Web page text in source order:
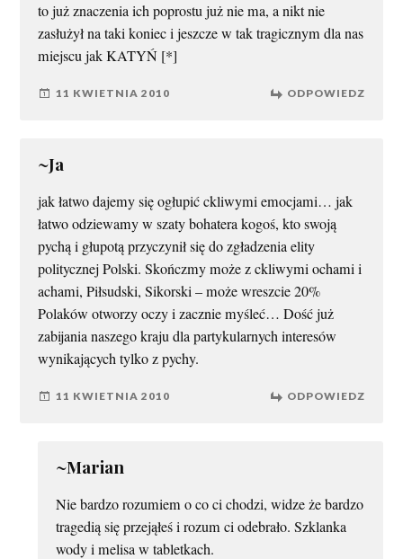
to już znaczenia ich poprostu już nie ma, a nikt nie
zasłużył na taki koniec i jeszcze w tak tragicznym dla nas
miejscu jak KATYŃ [*]
11 KWIETNIA 2010 ODPOWIEDZ
~Ja
jak łatwo dajemy się ogłupić ckliwymi emocjami… jak
łatwo odziewamy w szaty bohatera kogoś, kto swoją
pychą i głupotą przyczynił się do zgładzenia elity
politycznej Polski. Skończmy może z ckliwymi ochami i
achami, Piłsudski, Sikorski – może wreszcie 20%
Polaków otworzy oczy i zacznie myśleć… Dość już
zabijania naszego kraju dla partykularnych interesów
wynikających tylko z pychy.
11 KWIETNIA 2010 ODPOWIEDZ
~Marian
Nie bardzo rozumiem o co ci chodzi, widze że bardzo
tragedią się przejąłeś i rozum ci odebrało. Szklanka
wody i melisa w tabletkach.